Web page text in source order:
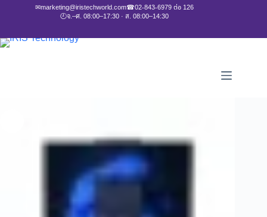
✉marketing@iristechworld.com☎02-843-6979 ต่อ 126
🕘จ.–ศ. 08:00–17:30 · ส. 08:00–14:30